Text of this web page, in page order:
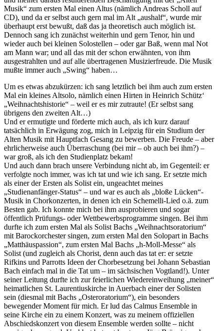
Musik“ zum ersten Mal einen Altus (nämlich Andreas Scholl auf
CD), und da er selbst auch gern mal im Alt „aushalf“, wurde mir
überhaupt erst bewußt, daß das ja theoretisch auch möglich ist.
Dennoch sang ich zunächst weiterhin und gern Tenor, hin und
wieder auch bei kleinen Solostellen – oder gar Baß, wenn mal Not
am Mann war; und all das mit der schon erwähnten, von ihm
ausgestrahlten und auf alle übertragenen Musizierfreude. Die Musik
mußte immer auch „Swing“ haben…
Um es etwas abzukürzen: ich sang letztlich bei ihm auch zum ersten
Mal ein kleines Altsolo, nämlich einen Hirten in Heinrich Schütz‘
„Weihnachtshistorie“ – weil er es mir zutraute! (Er selbst sang
übrigens den zweiten Alt…)
Und er ermutigte und förderte mich auch, als ich kurz darauf
tatsächlich in Erwägung zog, mich in Leipzig für ein Studium der
Alten Musik mit Hauptfach Gesang zu bewerben. Die Freude – aber
ehrlicherweise auch Überraschung (bei mir – ob auch bei ihm?) –
war groß, als ich den Studienplatz bekam!
Und auch dann brach unsere Verbindung nicht ab, im Gegenteil: er
verfolgte noch immer, was ich tat und wie ich sang. Er setzte mich
als einer der Ersten als Solist ein, ungeachtet meines
„Studienanfänger-Status“ – und war es auch als „bloße Lücken“-
Musik in Chorkonzerten, in denen ich ein Schemelli-Lied o.ä. zum
Besten gab. Ich konnte mich bei ihm ausprobieren und sogar
öffentlich Prüfungs- oder Wettbewerbsprogramme singen. Bei ihm
durfte ich zum ersten Mal als Solist Bachs „Weihnachtsoratorium“
mit Barockorchester singen, zum ersten Mal den Solopart in Bachs
„Matthäuspassion“, zum ersten Mal Bachs „h-Moll-Messe“ als
Solist (und zugleich als Chorist, denn auch das tat er: er setzte
Rifkins und Parrotts Ideen der Chorbesetzung bei Johann Sebastian
Bach einfach mal in die Tat um – im sächsischen Vogtland!). Unter
seiner Leitung durfte ich zur feierlichen Wiedereinweihung „meiner“
heimatlichen St. Laurentiuskirche in Auerbach einer der Solisten
sein (diesmal mit Bachs „Osteroratorium“), ein besonders
bewegender Moment für mich. Er lud das Calmus Ensemble in
seine Kirche ein zu einem Konzert, was zu meinem offiziellen
Abschiedskonzert von diesem Ensemble werden sollte – nicht